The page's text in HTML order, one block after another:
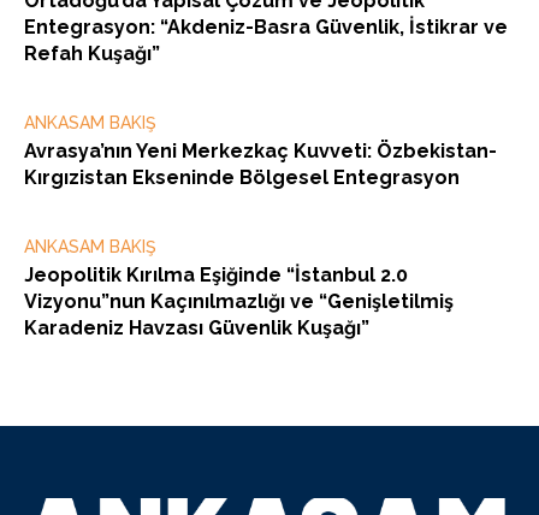
Entegrasyon: “Akdeniz-Basra Güvenlik, İstikrar ve
Refah Kuşağı”
ANKASAM BAKIŞ
Avrasya’nın Yeni Merkezkaç Kuvveti: Özbekistan-
Kırgızistan Ekseninde Bölgesel Entegrasyon
ANKASAM BAKIŞ
Jeopolitik Kırılma Eşiğinde “İstanbul 2.0
Vizyonu”nun Kaçınılmazlığı ve “Genişletilmiş
Karadeniz Havzası Güvenlik Kuşağı”